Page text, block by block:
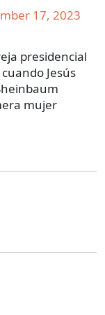
17, 2023
presidencial
Jesús
mujer